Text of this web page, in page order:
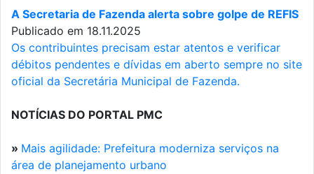
A Secretaria de Fazenda alerta sobre golpe de REFIS
Publicado em 18.11.2025
Os contribuintes precisam estar atentos e verificar
débitos pendentes e dívidas em aberto sempre no site
oficial da Secretária Municipal de Fazenda.
NOTÍCIAS DO PORTAL PMC
» Mais agilidade: Prefeitura moderniza serviços na
área de planejamento urbano